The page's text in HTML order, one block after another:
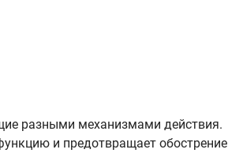
разными механизмами действия.
и предотвращает